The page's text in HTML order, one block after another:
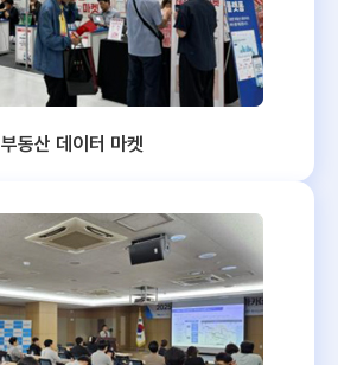
부동산 데이터 마켓